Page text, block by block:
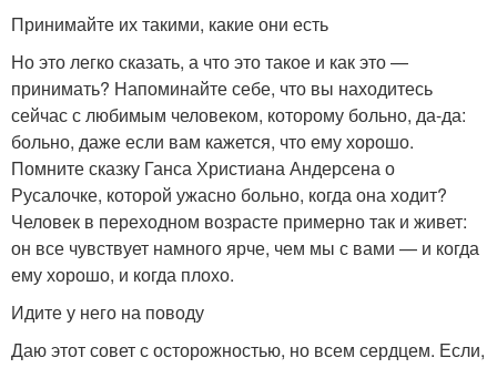
Принимайте их такими, какие они есть
Но это легко сказать, а что это такое и как это —
принимать? Напоминайте себе, что вы находитесь
сейчас с любимым человеком, которому больно, да-да:
больно, даже если вам кажется, что ему хорошо.
Помните сказку Ганса Христиана Андерсена о
Русалочке, которой ужасно больно, когда она ходит?
Человек в переходном возрасте примерно так и живет:
он все чувствует намного ярче, чем мы с вами — и когда
ему хорошо, и когда плохо.
Идите у него на поводу
Даю этот совет с осторожностью, но всем сердцем. Если,